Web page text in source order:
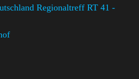
Regionaltreff RT 41 -